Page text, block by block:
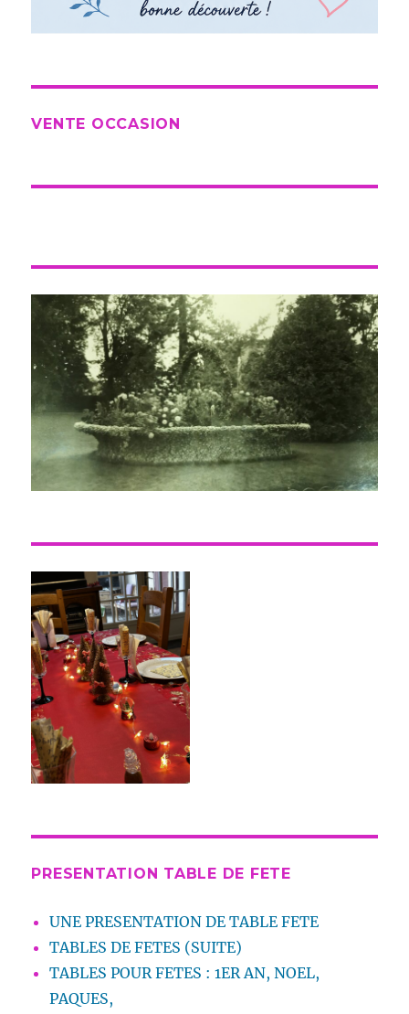
VENTE OCCASION
PRESENTATION TABLE DE FETE
UNE PRESENTATION DE TABLE FETE
TABLES DE FETES (SUITE)
TABLES POUR FETES : 1ER AN, NOEL,
PAQUES,